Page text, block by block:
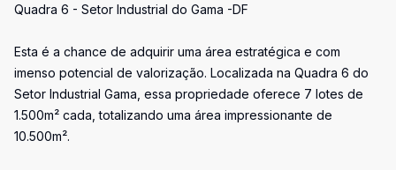
Quadra 6 - Setor Industrial do Gama -DF
Esta é a chance de adquirir uma área estratégica e com
imenso potencial de valorização. Localizada na Quadra 6 do
Setor Industrial Gama, essa propriedade oferece 7 lotes de
1.500m² cada, totalizando uma área impressionante de
10.500m².